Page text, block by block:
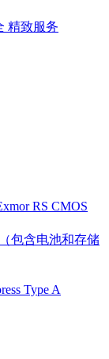
精致服务
RS CMOS
包含电池和存储
Type A